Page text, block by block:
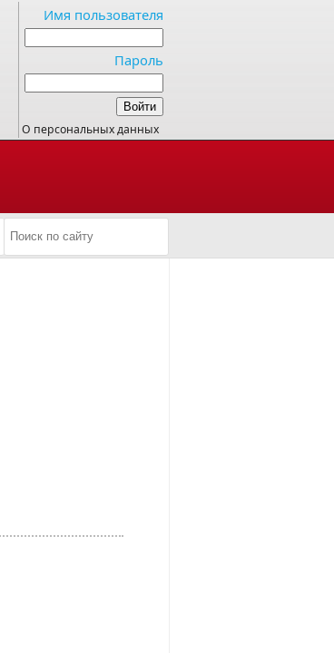
Имя пользователя
Пароль
О персональных данных